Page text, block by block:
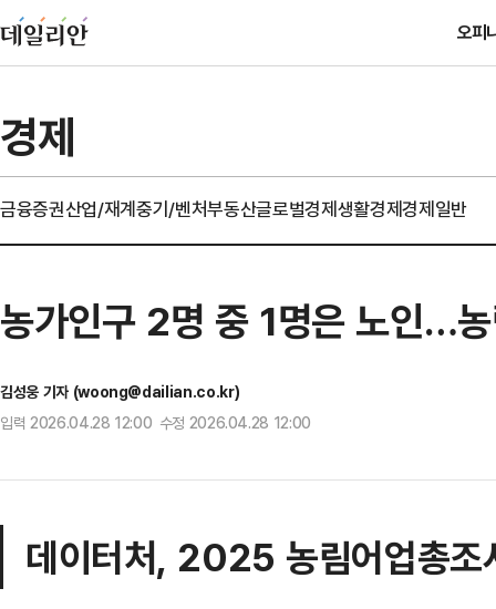
오피
경제
금융증권산업/재계중기/벤처부동산글로벌경제생활경제경제일반
농가인구 2명 중 1명은 노인…
김성웅 기자 (woong@dailian.co.kr)
입력 2026.04.28 12:00 수정 2026.04.28 12:00
데이터처, 2025 농림어업총조